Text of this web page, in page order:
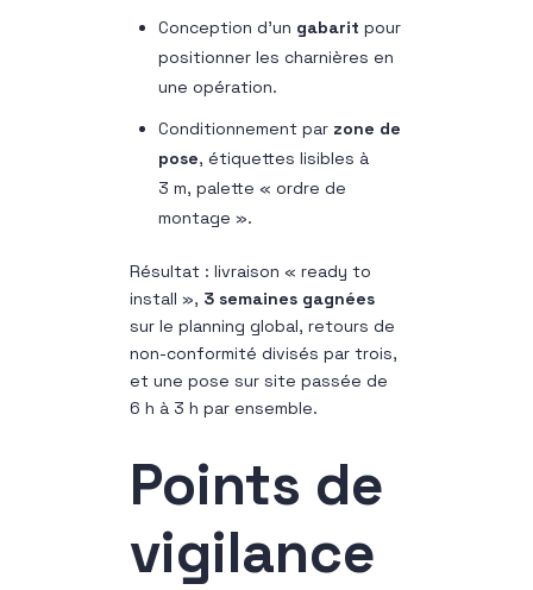
Conception d’un gabarit pour
positionner les charnières en
une opération.
Conditionnement par zone de
pose, étiquettes lisibles à
3 m, palette « ordre de
montage ».
Résultat : livraison « ready to
install », 3 semaines gagnées
sur le planning global, retours de
non-conformité divisés par trois,
et une pose sur site passée de
6 h à 3 h par ensemble.
Points de
vigilance